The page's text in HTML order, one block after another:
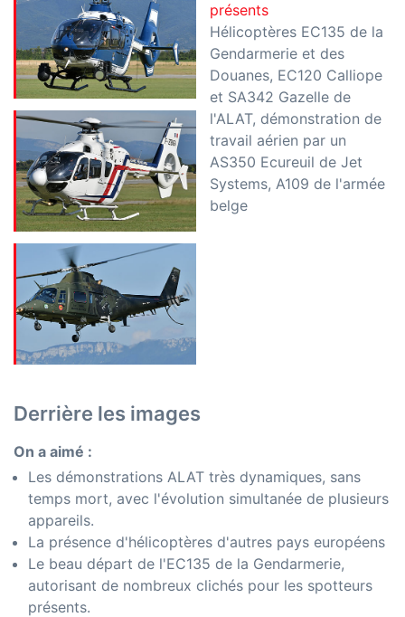
présents
Hélicoptères EC135 de la
Gendarmerie et des
Douanes, EC120 Calliope
et SA342 Gazelle de
l'ALAT, démonstration de
travail aérien par un
AS350 Ecureuil de Jet
Systems, A109 de l'armée
belge
Derrière les images
On a aimé :
Les démonstrations ALAT très dynamiques, sans
temps mort, avec l'évolution simultanée de plusieurs
appareils.
La présence d'hélicoptères d'autres pays européens
Le beau départ de l'EC135 de la Gendarmerie,
autorisant de nombreux clichés pour les spotteurs
présents.